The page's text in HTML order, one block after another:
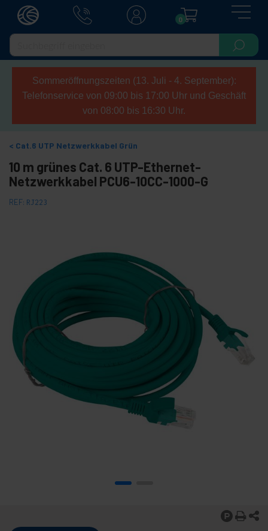
0
Sommeröffnungszeiten (13. Juli - 4. September):
Telefonservice von 09:00 bis 17:00 Uhr und Geschäft
von 08:00 bis 16:30 Uhr.
Cat.6 UTP Netzwerkkabel Grün
10 m grünes Cat. 6 UTP-Ethernet-
Netzwerkkabel PCU6-10CC-1000-G
REF: RJ223